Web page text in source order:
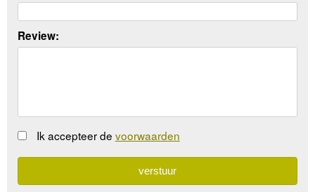
Review:
Ik accepteer de voorwaarden